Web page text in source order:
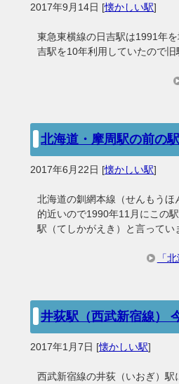
2017年9月14日 [懐かしい駅]
東急東横線の日吉駅は1991年
吉駅を10年利用していたので旧
北海道・摩周駅の前の
2017年6月22日 [懐かしい駅]
北海道の釧網本線（せんもう
的近いので1990年11月にこの
駅（てしかがえき）と言ってい
「
井荻駅（西武新宿線）
2017年1月7日 [懐かしい駅]
西武新宿線の井荻（いおぎ）